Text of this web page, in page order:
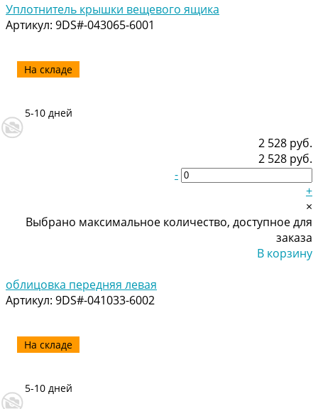
2 528 руб.
2 528 руб.
-
+
×
Выбрано максимальное количество, доступное для
заказа
В корзину
облицовка передняя левая
Артикул: 9DS#-041033-6002
На складе
5-10 дней
Уплотнитель крышки вещевого ящика
Артикул: 9DS#-043065-6001
На складе
5-10 дней